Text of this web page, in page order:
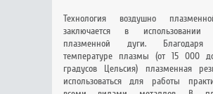
Технология воздушно
заключается в использовании
плазменной дуги. Благодаря
температуре плазмы (от 15 000
градусов Цельсия) плазменная
использоваться для работы